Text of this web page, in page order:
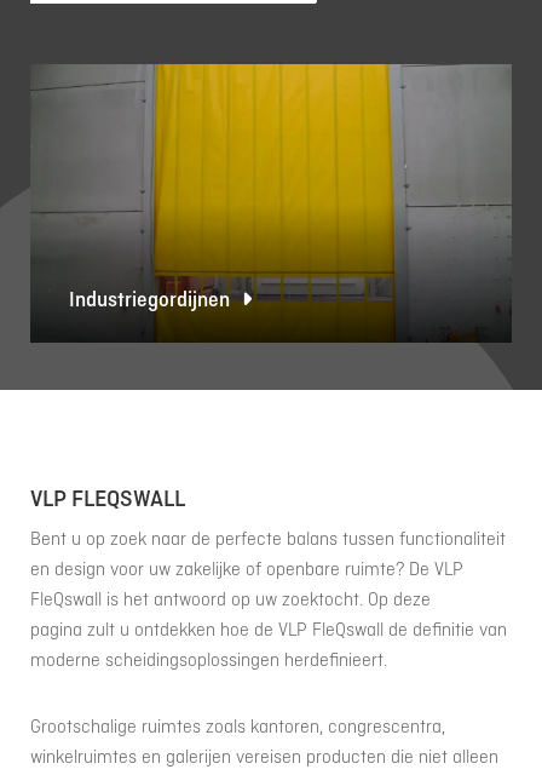
Industriegordijnen
VLP FLEQSWALL
Bent u op zoek naar de perfecte balans tussen functionaliteit
en design voor uw zakelijke of openbare ruimte? De VLP
FleQswall is het antwoord op uw zoektocht. Op deze
pagina zult u ontdekken hoe de VLP FleQswall de definitie van
moderne scheidingsoplossingen herdefinieert.
Grootschalige ruimtes zoals kantoren, congrescentra,
winkelruimtes en galerijen vereisen producten die niet alleen